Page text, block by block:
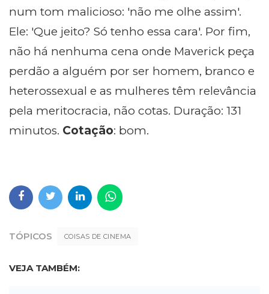
num tom malicioso: 'não me olhe assim'.
Ele: 'Que jeito? Só tenho essa cara'. Por fim,
não há nenhuma cena onde Maverick peça
perdão a alguém por ser homem, branco e
heterossexual e as mulheres têm relevância
pela meritocracia, não cotas. Duração: 131
minutos. Cotação: bom.
TÓPICOS COISAS DE CINEMA
VEJA TAMBÉM: